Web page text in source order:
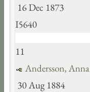
16 Dec 1873
I5640
11
Andersson, Anna
30 Aug 1884